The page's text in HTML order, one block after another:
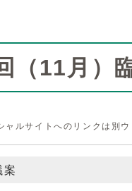
（11月）
ャルサイトへのリンクは別
案